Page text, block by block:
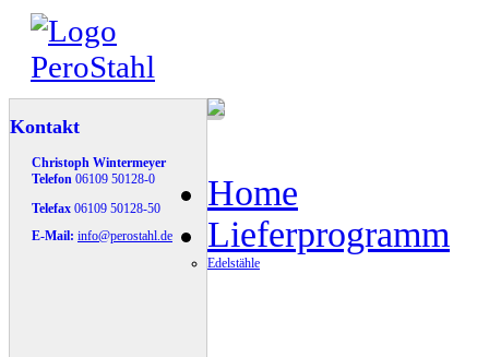
Kontakt
Christoph Wintermeyer
Telefon 06109 50128-0
Telefax 06109 50128-50
E-Mail: info@perostahl.de
Home
Lieferprogramm
Edelstähle